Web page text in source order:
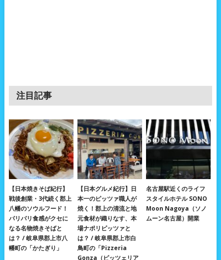
注目記事
【日本焼きそば紀行】
戦後創業・3代続く郡上
八幡のソウルフード！
パリパリ食感がクセに
なる名物焼きそばと
は？ / 岐阜県郡上市八
幡町の「かたぎり」
【日本グルメ紀行】日
本一のピッツァ職人が
焼く！郡上の清流と地
元食材が織りなす、本
場ナポリピッツァと
は？ / 岐阜県郡上市白
鳥町の「Pizzeria
Gonza（ピッツェリア
名古屋駅近くのライフ
スタイルホテル SONO
Moon Nagoya（ソノ
ムーン名古屋）開業